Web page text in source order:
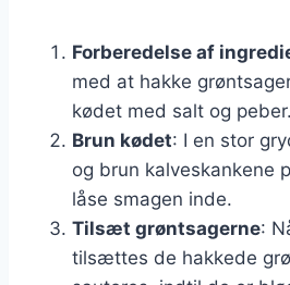
Forberedelse af
med at hakke
kødet med salt og peber.
Brun kødet: I en stor
og brun kalveskankene
låse smagen inde.
Tilsæt grøntsagerne:
tilsættes de hakkede